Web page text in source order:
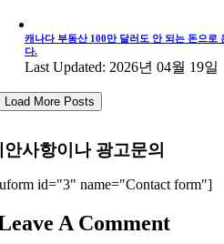
캐나다 부동산 100만 달러도 안 되는 돈으로
다.
Last Updated: 2026년 04월 19일
Load More Posts
안사항이나 광고문의
id="3" name="Contact form"]
A Comment